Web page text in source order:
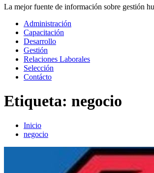
La mejor fuente de información sobre gestión
Menú
principal
Administración
Capacitación
Desarrollo
Gestión
Relaciones Laborales
Selección
Contácto
Etiqueta: negocio
Inicio
negocio